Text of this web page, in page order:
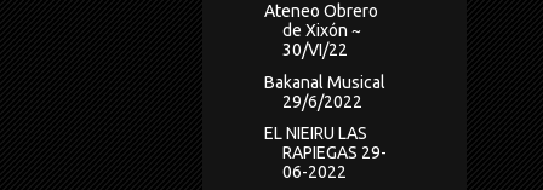
Ateneo Obrero
de Xixón ~
30/VI/22
Bakanal Musical
29/6/2022
EL NIEIRU LAS
RAPIEGAS 29-
06-2022